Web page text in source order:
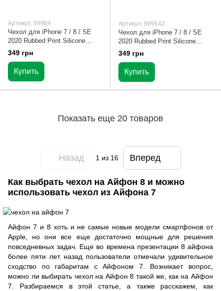
Артикул: 68964
Чехол для iPhone 7 / 8 / SE
2020 Rubbed Print Silicone
Zebra
349 грн
Купить
Артикул: 689642
Чехол для iPhone 7 / 8 / SE
2020 Rubbed Print Silicone
Waves 2
349 грн
Купить
Показать еще 20 товаров
Назад 1из 16 Вперед
Как выбрать чехол на Айфон 8 и можно
использовать чехол из Айфона 7
Айфон 7 и 8 хоть и не самые новые модели смартфонов от
Apple, но они все еще достаточно мощные для решения
повседневных задач. Еще во времена презентации 8 айфона
более пяти лет назад пользователи отмечали удивительное
сходство по габаритам с Айфоном 7. Возникает вопрос,
можно ли выбирать чехол на Айфон 8 такой же, как на Айфон
7. Разбираемся в этой статье, а также расскажем, как